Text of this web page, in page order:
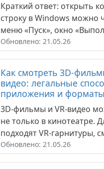
Краткий ответ: открыть
строку в Windows можно
меню «Пуск», окно
Обновлено: 21.05.26
Как смотреть 3D-
видео: легальные
приложения и форматы
3D-фильмы и VR-видео
не только в кинотеатре.
подходят VR-гарнитуры,
Обновлено: 21.05.26